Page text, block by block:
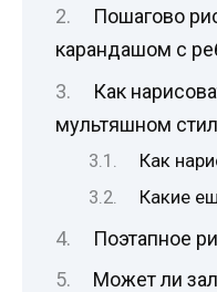
Пошагово
карандашом с
Как
мультяшном
Как
Какие
Поэтапное
Может ли